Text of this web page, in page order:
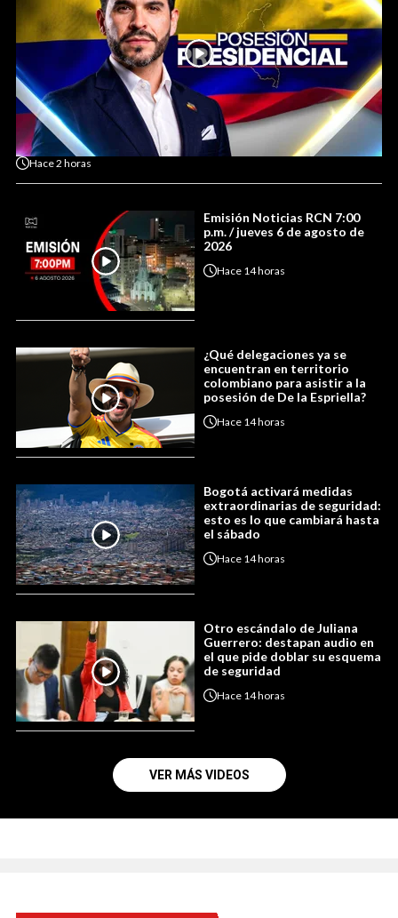
Hace2 horas
Emisión Noticias RCN 7:00
p.m. / jueves 6 de agosto de
2026
Hace 14 horas
¿Qué delegaciones ya se
encuentran en territorio
colombiano para asistir a la
posesión de De la Espriella?
Hace 14 horas
Bogotá activará medidas
extraordinarias de seguridad:
esto es lo que cambiará hasta
el sábado
Hace 14 horas
Otro escándalo de Juliana
Guerrero: destapan audio en
el que pide doblar su esquema
de seguridad
Hace 14 horas
VER MÁS VIDEOS